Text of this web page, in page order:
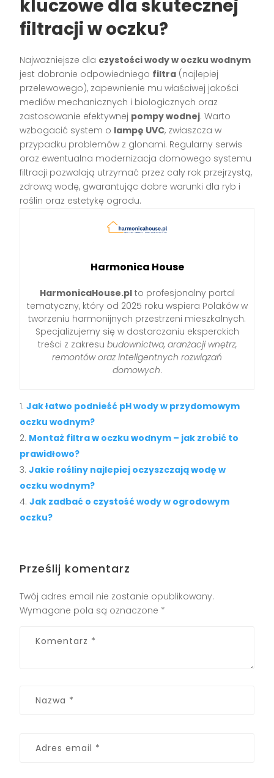
kluczowe dla skutecznej
filtracji w oczku?
Najważniejsze dla czystości wody w oczku wodnym
jest dobranie odpowiedniego filtra (najlepiej
przelewowego), zapewnienie mu właściwej jakości
mediów mechanicznych i biologicznych oraz
zastosowanie efektywnej pompy wodnej. Warto
wzbogacić system o lampę UVC, zwłaszcza w
przypadku problemów z glonami. Regularny serwis
oraz ewentualna modernizacja domowego systemu
filtracji pozwalają utrzymać przez cały rok przejrzystą,
zdrową wodę, gwarantując dobre warunki dla ryb i
roślin oraz estetykę ogrodu.
Harmonica House
HarmonicaHouse.plto profesjonalny portal
tematyczny, który od 2025 roku wspiera Polaków w
tworzeniu harmonijnych przestrzeni mieszkalnych.
Specjalizujemy się w dostarczaniu eksperckich
treści z zakresu budownictwa, aranżacji wnętrz,
remontów oraz inteligentnych rozwiązań
domowych.
Jak łatwo podnieść pH wody w przydomowym
oczku wodnym?
Montaż filtra w oczku wodnym – jak zrobić to
prawidłowo?
Jakie rośliny najlepiej oczyszczają wodę w
oczku wodnym?
Jak zadbać o czystość wody w ogrodowym
oczku?
Prześlij komentarz
Twój adres email nie zostanie opublikowany.
Wymagane pola są oznaczone *